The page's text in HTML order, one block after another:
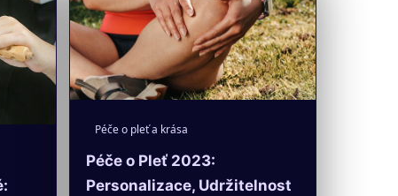
Péče o pleť a krása
Péče o Pleť 2023:
Personalizace, Udržitelnost